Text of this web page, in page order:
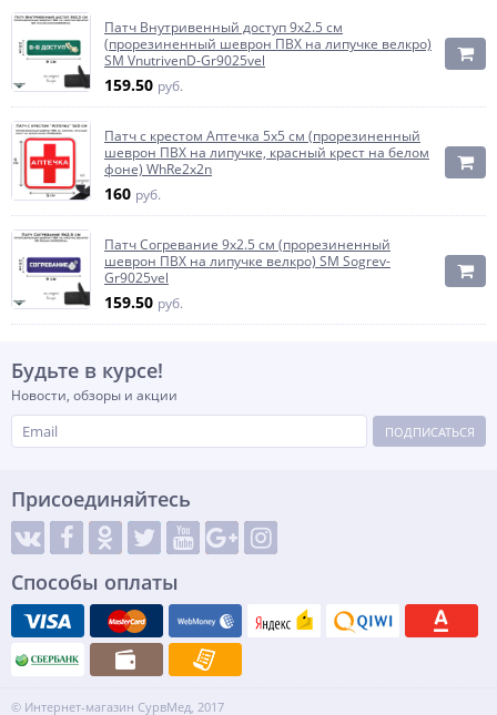
Патч Внутривенный доступ 9x2.5 см
(прорезиненный шеврон ПВХ на липучке велкро)
SM VnutrivenD-Gr9025vel
159.50 руб.
Патч с крестом Аптечка 5x5 см (прорезиненный
шеврон ПВХ на липучке, красный крест на белом
фоне) WhRe2x2n
160 руб.
Патч Согревание 9x2.5 см (прорезиненный
шеврон ПВХ на липучке велкро) SM Sogrev-
Gr9025vel
159.50 руб.
Будьте в курсе!
Новости, обзоры и акции
ПОДПИСАТЬСЯ
Присоединяйтесь
Способы оплаты
© Интернет-магазин СурвМед, 2017